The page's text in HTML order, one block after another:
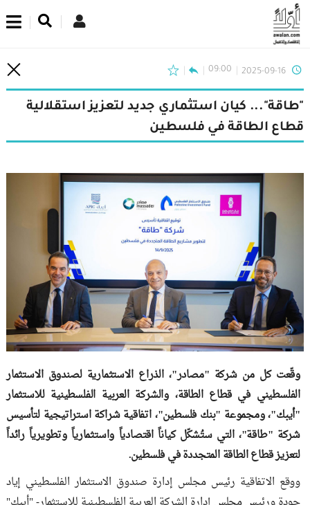
2025-09-16
09:00
"طاقة"... كيان استثماري جديد لتعزيز استقلالية
قطاع الطاقة في فلسطين
وقّعت كل من شركة "مصادر"، الذراع الاستثمارية لصندوق الاستثمار
الفلسطيني في قطاع الطاقة، والشركة العربية الفلسطينية للاستثمار
"أيبك"، ومجموعة "بنك فلسطين"، اتفاقية شراكة استراتيجية لتأسيس
شركة "طاقة"، التي ستُشكّل كياناً اقتصادياً واستثمارياً وتطويرياً رائداً
لتعزيز قطاع الطاقة المتجددة في فلسطين.
ووقع الاتفاقية رئيس مجلس إدارة صندوق الاستثمار الفلسطيني إياد
اشترك في نشرتنا الإخبارية